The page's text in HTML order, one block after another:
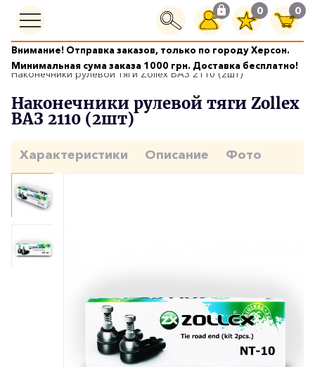
0 0
Внимание! Отправка заказов, только по городу Херсон.
Минимальная сума заказа 1000 грн. Доставка бесплатно!
Рулевое управление
Наконечники рулевой тяги Zollex ВАЗ 2110 (2шт)
Наконечники рулевой тяги Zollex
ВАЗ 2110 (2шт)
Характеристики Описание Фото